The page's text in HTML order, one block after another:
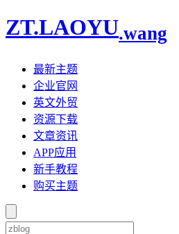
ZT.LAOYU.wang
最新主题
企业官网
英文外贸
资源下载
文章资讯
APP应用
新手教程
购买主题